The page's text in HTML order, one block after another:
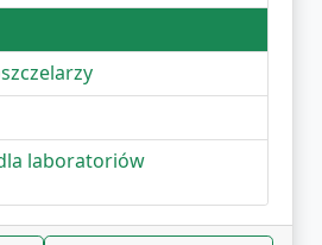
laboratoriów